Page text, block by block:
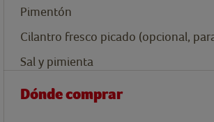
Pimentón
Cilantro fresco picado (opcional,
Sal y pimienta
Dónde comprar